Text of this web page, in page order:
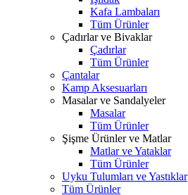
Kafa Lambaları
Tüm Ürünler
Çadırlar ve Bivaklar
Çadırlar
Tüm Ürünler
Çantalar
Kamp Aksesuarları
Masalar ve Sandalyeler
Masalar
Tüm Ürünler
Şişme Ürünler ve Matlar
Matlar ve Yataklar
Tüm Ürünler
Uyku Tulumları ve Yastıklar
Tüm Ürünler